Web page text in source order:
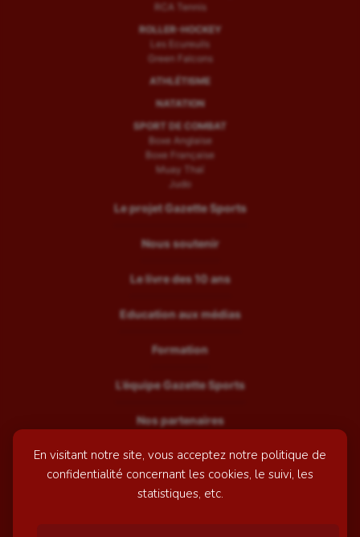
En visitant notre site, vous acceptez notre politique de
confidentialité concernant les cookies, le suivi, les
statistiques, etc.
RCA Tennis
ROLLER-HOCKEY
Les Ecureuils
Green Falcons
ATHLÉTISME
NATATION
SPORT DE COMBAT
Boxe Anglaise
Boxe Française
Muay Thaï
Judo
Le projet Gazette Sports
Nous soutenir
Le livre des 10 ans
Education aux médias
Formation
L’équipe Gazette Sports
Nos partenaires
Recrutement
Mentions légales